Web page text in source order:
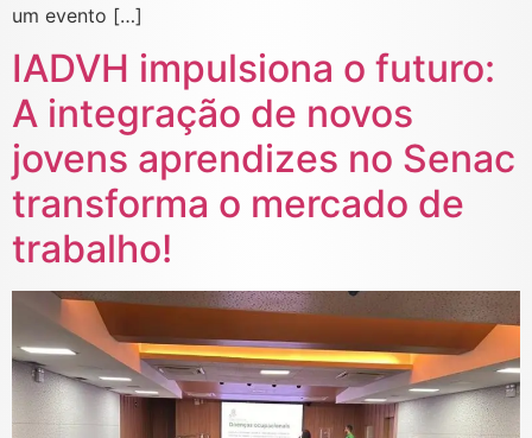
um evento […]
IADVH impulsiona o futuro:
A integração de novos
jovens aprendizes no Senac
transforma o mercado de
trabalho!